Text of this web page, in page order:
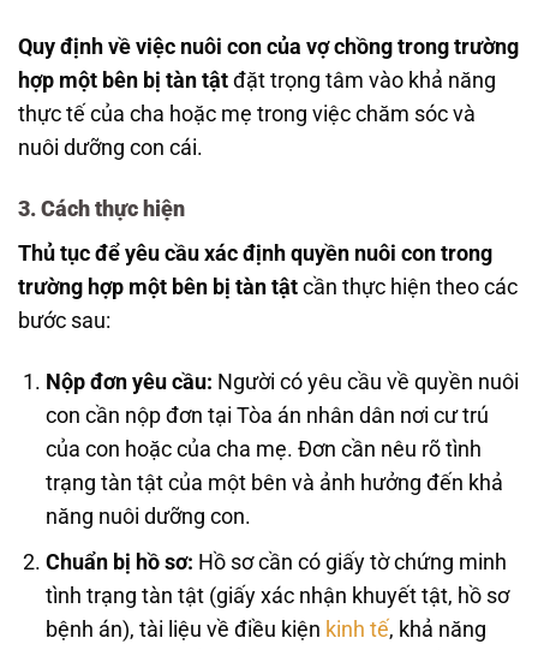
Quy định về việc nuôi con của vợ chồng trong trường
hợp một bên bị tàn tật đặt trọng tâm vào khả năng
thực tế của cha hoặc mẹ trong việc chăm sóc và
nuôi dưỡng con cái.
3. Cách thực hiện
Thủ tục để yêu cầu xác định quyền nuôi con trong
trường hợp một bên bị tàn tật cần thực hiện theo các
bước sau:
Nộp đơn yêu cầu: Người có yêu cầu về quyền nuôi
con cần nộp đơn tại Tòa án nhân dân nơi cư trú
của con hoặc của cha mẹ. Đơn cần nêu rõ tình
trạng tàn tật của một bên và ảnh hưởng đến khả
năng nuôi dưỡng con.
Chuẩn bị hồ sơ: Hồ sơ cần có giấy tờ chứng minh
tình trạng tàn tật (giấy xác nhận khuyết tật, hồ sơ
bệnh án), tài liệu về điều kiện kinh tế, khả năng